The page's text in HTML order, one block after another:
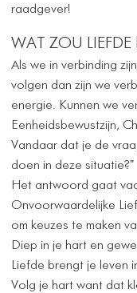
raadgever!
WAT ZOU
Als we in verbinding
volgen dan zijn we
energie. Kunnen we
Eenheidsbewustzijn,
Vandaar dat je de
doen in deze situatie?"
Het antwoord gaat
Onvoorwaardelijke
om keuzes te maken
Diep in je hart en
Liefde brengt je leven
Volg je hart want dat